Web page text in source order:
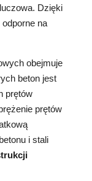
Dzięki
na
obejmuje
beton jest
prętów
prętów
i stali